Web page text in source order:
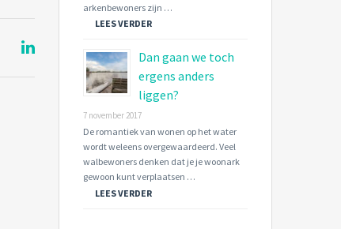
arkenbewoners zijn …
LEES VERDER
Dan gaan we toch
ergens anders
liggen?
7 november 2017
De romantiek van wonen op het water
wordt weleens overgewaardeerd. Veel
walbewoners denken dat je je woonark
gewoon kunt verplaatsen …
LEES VERDER